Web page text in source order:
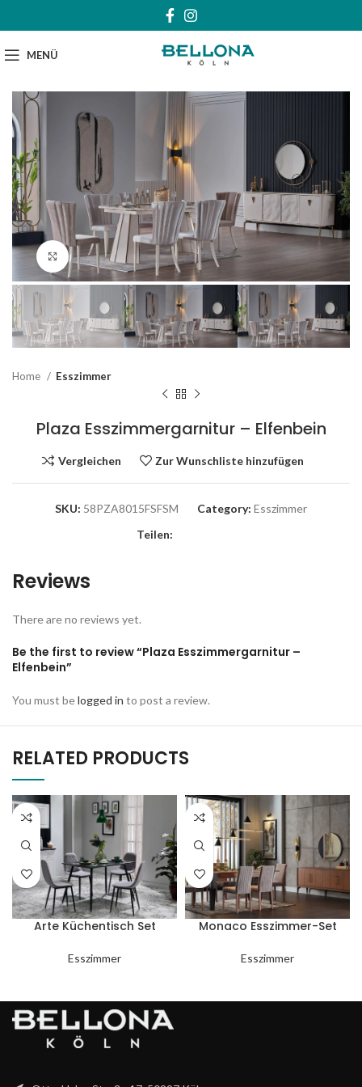
MENÜ
Klick zum Vergrößern
Home Esszimmer
Plaza Esszimmergarnitur – Elfenbein
Vergleichen Zur Wunschliste hinzufügen
SKU: 58PZA8015FSFSM Category: Esszimmer
Teilen:
Reviews
There are no reviews yet.
Be the first to review “Plaza Esszimmergarnitur –
Elfenbein”
You must belogged in to post a review.
RELATED PRODUCTS
Arte Küchentisch Set
Esszimmer
Monaco Esszimmer-Set
Esszimmer